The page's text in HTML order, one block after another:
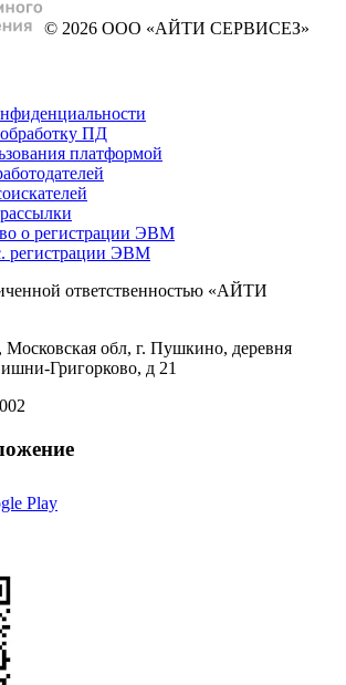
© 2026 ООО «АЙТИ СЕРВИСЕЗ»
ПД
платформой
о регистрации ЭВМ
регистрации ЭВМ
ответственностью «АЙТИ
обл, г. Пушкино, деревня
Григорково, д 21
Play